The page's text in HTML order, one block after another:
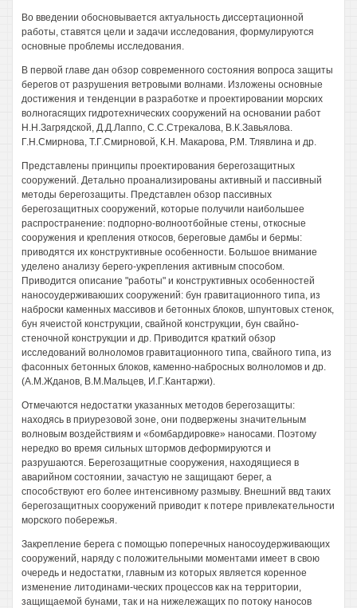
Во введении обосновывается актуальность диссертационной
работы, ставятся цели и задачи исследования, формулируются
основные проблемы исследования.
В первой главе дан обзор современного состояния вопроса защиты
берегов от разрушения ветровыми волнами. Изложены основные
достижения и тенденции в разработке и проектировании морских
волногасящих гидротехнических сооружений на основании работ
Н.Н.Загрядской, Д.Д.Лаппо, С.С.Стрекалова, В.К.Завьялова.
Г.Н.Смирнова, Т.Г.Смирновой, К.Н. Макарова, P.M. Тлявлина и др.
Представлены принципы проектирования берегозащитных
сооружений. Детально проанализированы активный и пассивный
методы берегозащиты. Представлен обзор пассивных
берегозащитных сооружений, которые получили наибольшее
распространение: подпорно-волноотбойные стены, откосные
сооружения и крепления откосов, береговые дамбы и бермы:
приводятся их конструктивные особенности. Большое внимание
уделено анализу берего-укрепления активным способом.
Приводится описание "работы" и конструктивных особенностей
наносоудерживаюших сооружений: бун гравитационного типа, из
наброски каменных массивов и бетонных блоков, шпунтовых стенок,
бун ячеистой конструкции, свайной конструкции, бун свайно-
стеночной конструкции и др. Приводится краткий обзор
исследований волноломов гравитационного типа, свайного типа, из
фасонных бетонных блоков, каменно-набросных волноломов и др.
(А.М.Жданов, В.М.Мальцев, И.Г.Кантаржи).
Отмечаются недостатки указанных методов берегозащиты:
находясь в приурезовой зоне, они подвержены значительным
волновым воздействиям и «бомбардировке» наносами. Поэтому
нередко во время сильных штормов деформируются и
разрушаются. Берегозащитные сооружения, находящиеся в
аварийном состоянии, зачастую не защищают берег, а
способствуют его более интенсивному размыву. Внешний ввд таких
берегозащитных сооружений приводит к потере привлекательности
морского побережья.
Закрепление берега с помощью поперечных наносоудерживающих
сооружений, наряду с положительными моментами имеет в свою
очередь и недостатки, главным из которых является коренное
изменение литодинами-ческих процессов как на территории,
защищаемой бунами, так и на нижележащих по потоку наносов